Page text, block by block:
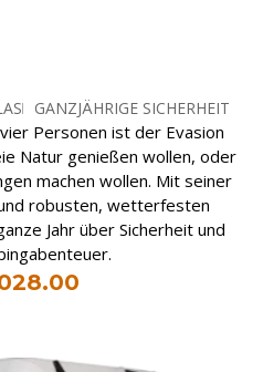
GANZJÄHRIGE SICHERHEIT
Personen ist der Evasion
Natur genießen wollen, oder
machen wollen. Mit seiner
robusten, wetterfesten
Jahr über Sicherheit und